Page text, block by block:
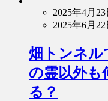
2025年4月23
2025年6月22
畑トンネル
の霊以外も
る？